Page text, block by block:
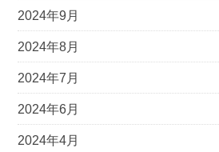
2024年9月
2024年8月
2024年7月
2024年6月
2024年4月